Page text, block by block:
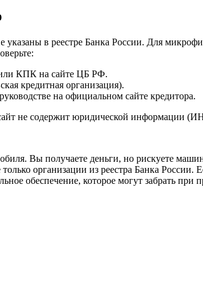
указаны в реестре Банка России. Для
КПК на сайте ЦБ РФ.
кредитная организация).
на официальном сайте кредитора.
не содержит юридической информации
Вы получаете деньги, но рискуете
организации из реестра Банка
обеспечение, которое могут забрать при